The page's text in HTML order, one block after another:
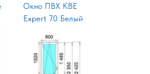
Окно ПВХ KBE
Expert 70 Белый